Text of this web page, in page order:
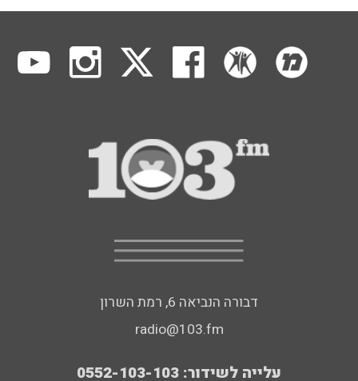
דבורה הנביאה 6, רמת השרון
radio@103.fm
עלייה לשידור: 0552-103-103